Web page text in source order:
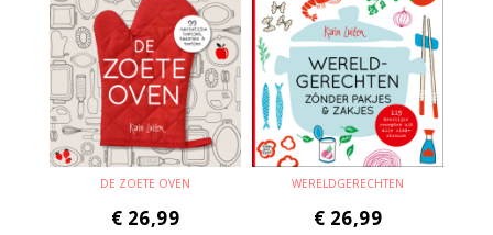
DE ZOETE OVEN
€ 26,99
WERELDGERECHTEN
€ 26,99